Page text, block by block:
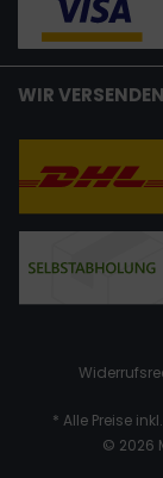
WIR
* Alle Preise
© 2026